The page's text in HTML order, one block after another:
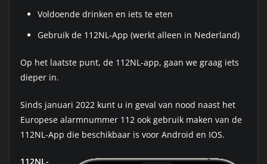
Voldoende drinken en iets te eten
Gebruik de 112NL-App (werkt alleen in Nederland)
Op het laatste punt, de 112NL-app, gaan we graag iets
dieper in.
Sinds januari 2022 kunt u in geval van nood naast het
Europese alarmnummer 112 ook gebruik maken van de
112NL-App die beschikbaar is voor Android en IOS.
112NL-